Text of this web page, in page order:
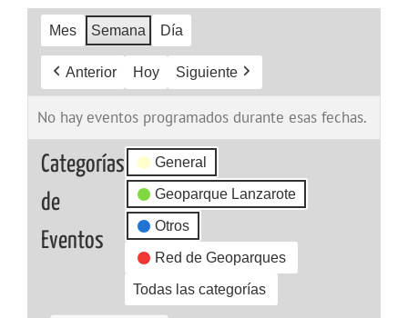
Mes Semana Día
Anterior Hoy Siguiente
No hay eventos programados durante esas fechas.
Categorías
de
Eventos
General
Geoparque Lanzarote
Otros
Red de Geoparques
Todas las categorías